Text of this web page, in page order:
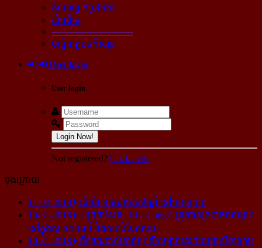
កំណាព្យ កម្រងកែវ
សំណើច
----------------------------
បណ្ដុំអត្ថបទកំសាន្ដ
User login
User login
Login Now!
Not registered? Click here.
ចុងក្រោយ
11-02-2018
ណីម៉ា អាច​ជាប់​គុក​៦ឆ្នាំ នៅ​អេស្ប៉ាញ!
10-31-2018
«អ្នក​កាសែត "Khashoggi" ត្រូវ​បាន​ច្របាច់ក​សម្លាប់​
នៅ​ក្នុង​ស្ថាន​ភារធារី និង​កាត់​បំបែក​សព»
10-31-2018
កីឡាករ​បាល់ទាត់​ប្រេស៊ីល​ម្នាក់​ត្រូវ​បាន​រក​ឃើញ​ស្លាប់​